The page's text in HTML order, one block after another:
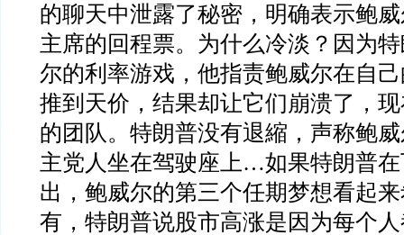
的聊天中泄露了秘密，明确表示鲍
主席的回程票。为什么冷淡？因为
尔的利率游戏，他指责鲍威尔在自
推到天价，结果却让它们崩溃了，
的团队。特朗普没有退縮，声称鲍
主党人坐在驾驶座上…如果特朗普
出，鲍威尔的第三个任期梦想看起
有，特朗普说股市高涨是因为每个